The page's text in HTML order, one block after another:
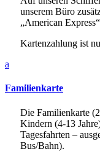
unserem Büro
„American
Kartenzahlung ist
a
Familienkarte
Die Familienkarte
Kindern (4-13
Tagesfahrten –
Bus/Bahn).